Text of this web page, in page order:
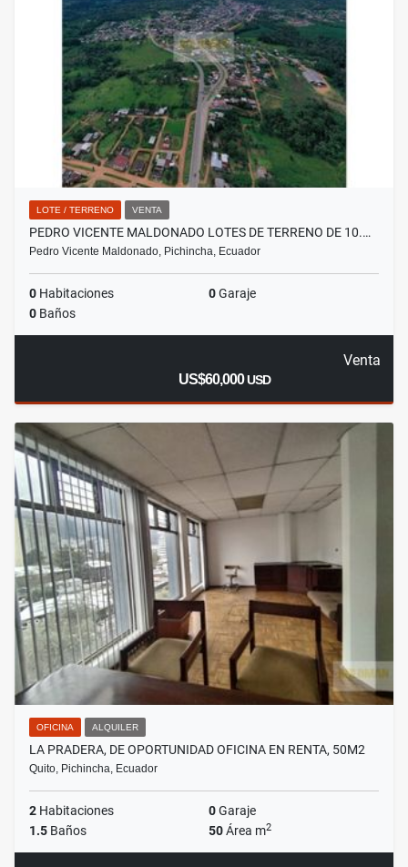
LOTE / TERRENO VENTA
PEDRO VICENTE MALDONADO LOTES DE TERRENO DE 10.…
Pedro Vicente Maldonado, Pichincha, Ecuador
0 Habitaciones 0Garaje
0 Baños
Venta
US$60,000USD
OFICINA ALQUILER
LA PRADERA, DE OPORTUNIDAD OFICINA EN RENTA, 50M2
Quito, Pichincha, Ecuador
2 Habitaciones 0Garaje
1.5 Baños 50Área m2